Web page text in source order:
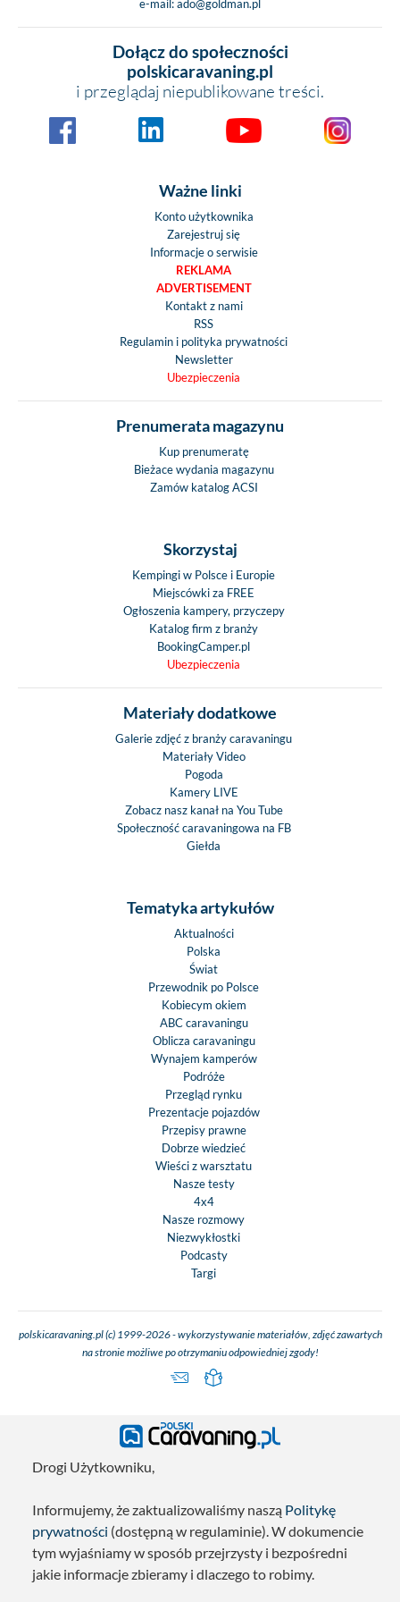
e-mail:ado@goldman.pl
Dołącz do społeczności
polskicaravaning.pl
i przeglądaj niepublikowane treści.
Ważne linki
Konto użytkownika
Zarejestruj się
Informacje o serwisie
REKLAMA
ADVERTISEMENT
Kontakt z nami
RSS
Regulamin i polityka prywatności
Newsletter
Ubezpieczenia
Prenumerata magazynu
Kup prenumeratę
Bieżace wydania magazynu
Zamów katalog ACSI
Skorzystaj
Kempingi w Polsce i Europie
Miejscówki za FREE
Ogłoszenia kampery, przyczepy
Katalog firm z branży
BookingCamper.pl
Ubezpieczenia
Materiały dodatkowe
Galerie zdjęć z branży caravaningu
Materiały Video
Pogoda
Kamery LIVE
Zobacz nasz kanał na You Tube
Społeczność caravaningowa na FB
Giełda
Tematyka artykułów
Aktualności
Polska
Świat
Przewodnik po Polsce
Kobiecym okiem
ABC caravaningu
Oblicza caravaningu
Wynajem kamperów
Podróże
Przegląd rynku
Prezentacje pojazdów
Przepisy prawne
Dobrze wiedzieć
Wieści z warsztatu
Nasze testy
4x4
Nasze rozmowy
Niezwykłostki
Podcasty
Targi
polskicaravaning.pl (c) 1999-2026 - wykorzystywanie materiałów, zdjęć zawartych
na stronie możliwe po otrzymaniu odpowiedniej zgody!
Drogi Użytkowniku,
Informujemy, że zaktualizowaliśmy naszą Politykę
prywatności (dostępną w regulaminie). W dokumencie
tym wyjaśniamy w sposób przejrzysty i bezpośredni
jakie informacje zbieramy i dlaczego to robimy.